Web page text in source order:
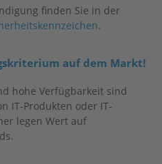
finden Sie in der
.
auf dem Markt!
hohe Verfügbarkeit sind
IT-Produkten oder IT-
legen Wert auf